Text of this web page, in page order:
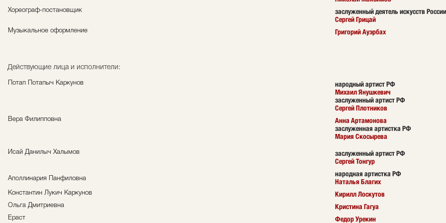
Хореограф-постановщик
заслуженный деятель искусств России
Сергей Грицай
Музыкальное оформление Григорий Ауэрбах
Действующие лица и исполнители:
Потап Потапыч Каркунов
народный артист РФ
Михаил Янушкевич
заслуженный артист РФ
Сергей Плотников
Вера Филипповна
Анна Артамонова
заслуженная артистка РФ
Мария Скосырева
Исай Данилыч Халымов
заслуженный артист РФ
Сергей Тонгур
Аполлинария Панфиловна
народная артистка РФ
Наталья Благих
Константин Лукич Каркунов Кирилл Лоскутов
Ольга Дмитриевна Кристина Гагуа
Ераст Федор Урекин